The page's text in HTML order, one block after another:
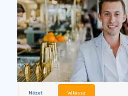
Nézet Válassz